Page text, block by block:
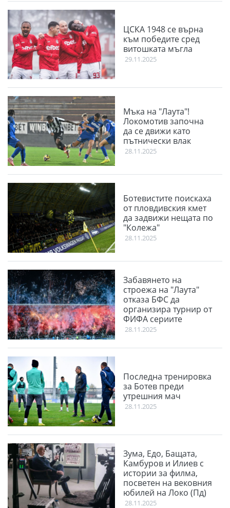
ЦСКА 1948 се върна
към победите сред
витошката мъгла
29.11.2025
Мъка на "Лаута"!
Локомотив започна
да се движи като
пътнически влак
28.11.2025
Ботевистите поискаха
от пловдивския кмет
да задвижи нещата по
"Колежа"
28.11.2025
Забавянето на
строежа на "Лаута"
отказа БФС да
организира турнир от
ФИФА сериите
28.11.2025
Последна тренировка
за Ботев преди
утрешния мач
28.11.2025
Зума, Едо, Бащата,
Камбуров и Илиев с
истории за филма,
посветен на вековния
юбилей на Локо (Пд)
28.11.2025